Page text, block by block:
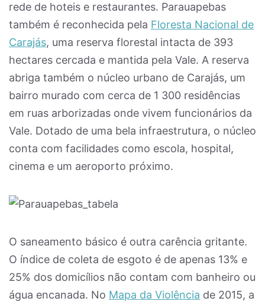
rede de hoteis e restaurantes. Parauapebas
também é reconhecida pela Floresta Nacional de
Carajás, uma reserva florestal intacta de 393
hectares cercada e mantida pela Vale. A reserva
abriga também o núcleo urbano de Carajás, um
bairro murado com cerca de 1 300 residências
em ruas arborizadas onde vivem funcionários da
Vale. Dotado de uma bela infraestrutura, o núcleo
conta com facilidades como escola, hospital,
cinema e um aeroporto próximo.
O saneamento básico é outra carência gritante.
O índice de coleta de esgoto é de apenas 13% e
25% dos domicílios não contam com banheiro ou
água encanada. No Mapa da Violência de 2015, a